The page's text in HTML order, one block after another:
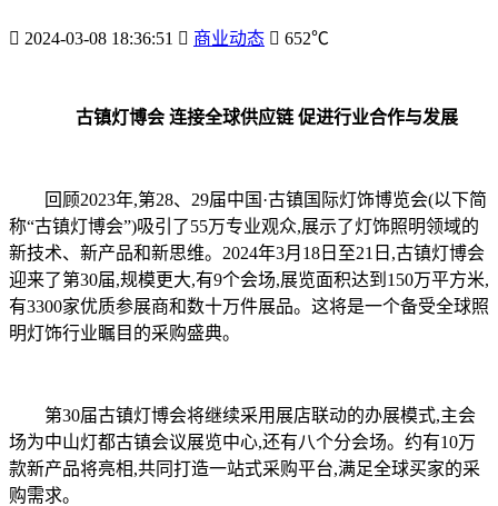
2024-03-08 18:36:51 商业动态 652℃
古镇灯博会 连接全球供应链 促进行业合作与发展
回顾2023年,第28、29届中国·古镇国际灯饰博览会(以下简
称“古镇灯博会”)吸引了55万专业观众,展示了灯饰照明领域的
新技术、新产品和新思维。2024年3月18日至21日,古镇灯博会
迎来了第30届,规模更大,有9个会场,展览面积达到150万平方米,
有3300家优质参展商和数十万件展品。这将是一个备受全球照
明灯饰行业瞩目的采购盛典。
第30届古镇灯博会将继续采用展店联动的办展模式,主会
场为中山灯都古镇会议展览中心,还有八个分会场。约有10万
款新产品将亮相,共同打造一站式采购平台,满足全球买家的采
购需求。